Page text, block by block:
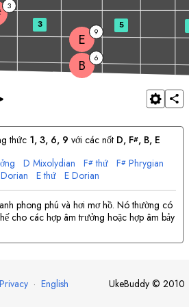
B 6
E 9
3
3 5
thức 1, 3, 6, 9 với các nốt D, F#, B, E
D Mixolydian F# thứ F# Phrygian
Dorian E thứ E Dorian
phong phú và hơi mơ hồ. Nó thường có
cho các hợp âm trưởng hoặc hợp âm bảy
· English UkeBuddy © 2010